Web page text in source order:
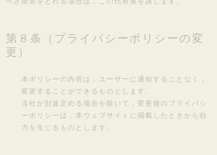
第８条（プライバシーポリシーの変
更）
本ポリシーの内容は，ユーザーに通知することなく，
変更することができるものとします。
当社が別途定める場合を除いて，変更後のプライバシ
ーポリシーは，本ウェブサイトに掲載したときから効
力を生じるものとします。